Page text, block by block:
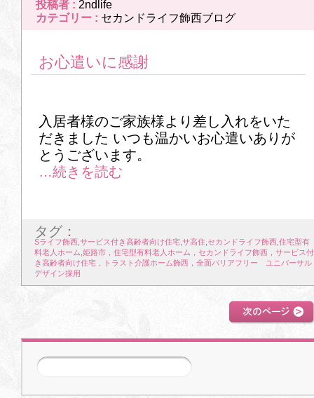
29 30
1
2 3 4 5 6 7
15 16 17 18 19 20 21
22 23 24
投稿者 : 2ndlife
カテゴリー : セカンドライフ飾西ブログ
お心遣いに感謝
入居者様のご家族様より差し入れをいた
だきました いつも温かいお心遣いありが
とうございます。
タグ：
Sライフ飾西 サービス付き高齢者向け住宅 サ高住 セカンドライフ飾西 住宅型有
料老人ホーム 姫路市，住宅型有料老人ホーム，セカンドライフ飾西，サービス付
き高齢者向け住宅，トラスト介護ホーム飾西，全面バリアフリー ユニバーサル
デザイン採用
>>